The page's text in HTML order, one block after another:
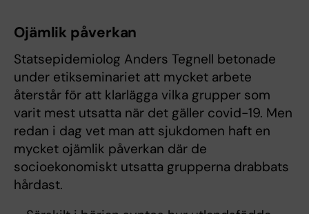
Ojämlik påverkan
Statsepidemiolog Anders Tegnell betonade
under etikseminariet att mycket arbete
återstår för att klarlägga vilka grupper som
varit mest utsatta när det gäller covid-19. Men
redan i dag vet man att sjukdomen haft en
mycket ojämlik påverkan där de
socioekonomiskt utsatta grupperna drabbats
hårdast.